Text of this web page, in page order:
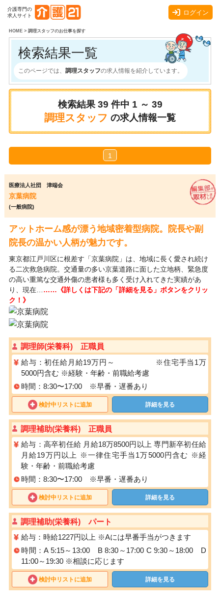
介護専門の
求人サイト
ログイン
HOME> 調理スタッフのお仕事を探す
検索結果一覧
このページでは、 調理スタッフの求人情報を紹介しています。
検索結果 39 件中 1 ～ 39
調理スタッフ の求人情報一覧
1
医療法人社団 津端会
京葉病院
(一般病院)
アットホーム感が漂う地域密着型病院。院長や副
院長の温かい人柄が魅力です。
東京都江戸川区に根差す「京葉病院」は、地域に長く愛され続け
る二次救急病院。交通量の多い京葉道路に面した立地柄、緊急度
の高い重篤な交通外傷の患者様も多く受け入れてきた実績があ
り、現在… ……《詳しくは下記の「詳細を見る」ボタンをクリッ
ク！》
調理師(栄養科) 正職員
給与：初任給月給19万円～ ※住宅手当1万
5000円含む ※経験・年齢・前職給考慮
時間：8:30〜17:00 ※早番・遅番あり
検討中リストに追加 詳細を見る
調理補助(栄養科) 正職員
給与：高卒初任給 月給18万8500円以上 専門新卒初任給
月給19万円以上 ※一律住宅手当1万5000円含む ※経
験・年齢・前職給考慮
時間：8:30〜17:00 ※早番・遅番あり
検討中リストに追加 詳細を見る
調理補助(栄養科) パート
給与：時給1227円以上 ※Aには早番手当がつきます
時間：A 5:15～13:00 B 8:30～17:00 C 9:30～18:00 D
11:00～19:30 ※相談に応じます
検討中リストに追加 詳細を見る